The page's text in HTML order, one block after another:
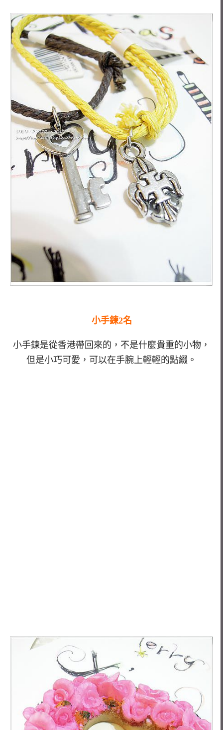
小手鍊2名
小手鍊是從香港帶回來的，不是什麼貴重的小物，
但是小巧可愛，可以在手腕上輕輕的點綴。